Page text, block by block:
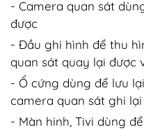
- Camera quan sát
được
- Đầu ghi hình để thu
quan sát quay lại được
- Ổ cứng dùng để lưu
camera quan sát ghi lại
- Màn hinh, Tivi dùng